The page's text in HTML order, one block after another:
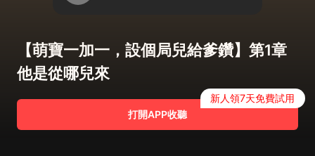
【萌寶一加一，設個局兒給爹鑽】第1章
他是從哪兒來
打開APP收聽
新人領7天免費試用